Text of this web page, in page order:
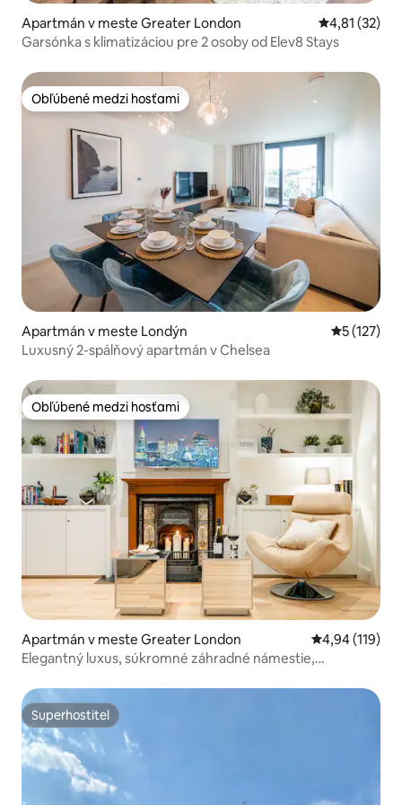
Apartmán v meste Greater London Priemerné
4,81 (32)
Garsónka s klimatizáciou pre 2 osoby od Elev8 Stays
Obľúbené medzi hosťami
Obľúbené medzi hosťami
Apartmán v meste Londýn Priemerné
5 (127)
Luxusný 2-spálňový apartmán v Chelsea
Obľúbené medzi hosťami
Obľúbené medzi hosťami
Apartmán v meste Greater London Priemerné
4,94 (119)
Elegantný luxus, súkromné záhradné námestie,
Superhostiteľ
Superhostiteľ